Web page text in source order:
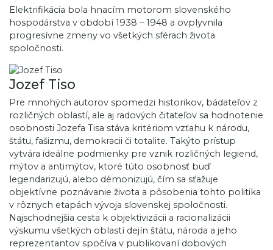
Elektrifikácia bola hnacím motorom slovenského
hospodárstva v období 1938 – 1948 a ovplyvnila
progresívne zmeny vo všetkých sférach života
spoločnosti.
Jozef Tiso
Pre mnohých autorov spomedzi historikov, bádateľov z
rozličných oblastí, ale aj radových čitateľov sa hodnotenie
osobnosti Jozefa Tisa stáva kritériom vzťahu k národu,
štátu, fašizmu, demokracii či totalite. Takýto prístup
vytvára ideálne podmienky pre vznik rozličných legiend,
mýtov a antimýtov, ktoré túto osobnosť buď
legendarizujú, alebo démonizujú, čím sa sťažuje
objektívne poznávanie života a pôsobenia tohto politika
v rôznych etapách vývoja slovenskej spoločnosti.
Najschodnejšia cesta k objektivizácii a racionalizácii
výskumu všetkých oblastí dejín štátu, národa a jeho
reprezentantov spočíva v publikovaní dobových